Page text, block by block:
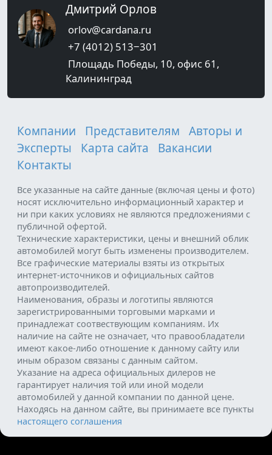
Дмитрий Орлов
orlov@cardana.ru
+7 (4012) 513‒301
Площадь Победы, 10, офис 61,
Калининград
Компании Представителям
Авторы и
Эксперты
Карта сайта
Вакансии
Контакты
Все указанные на сайте данные (включая цены и фото)
носят исключительно информационный характер и
ни при каких условиях не являются предложениями с
публичной офертой.
Технические характеристики, цены и внешний облик
автомобилей могут быть изменены производителем.
Все графические материалы взяты из открытых
интернет-источников и официальных сайтов
автопроизводителей.
Наименования, образы и логотипы являются
зарегистрированными торговыми марками и
принадлежат соотвествующим компаниям. Их
наличие на сайте не означает, что правообладатели
имеют какое-либо отношение к данному сайту или
иным образом связаны с данным сайтом.
Указание на адреса официальных дилеров не
гарантирует наличия той или иной модели
автомобилей у данной компании по данной цене.
Находясь на данном сайте, вы принимаете все пункты
настоящего соглашения